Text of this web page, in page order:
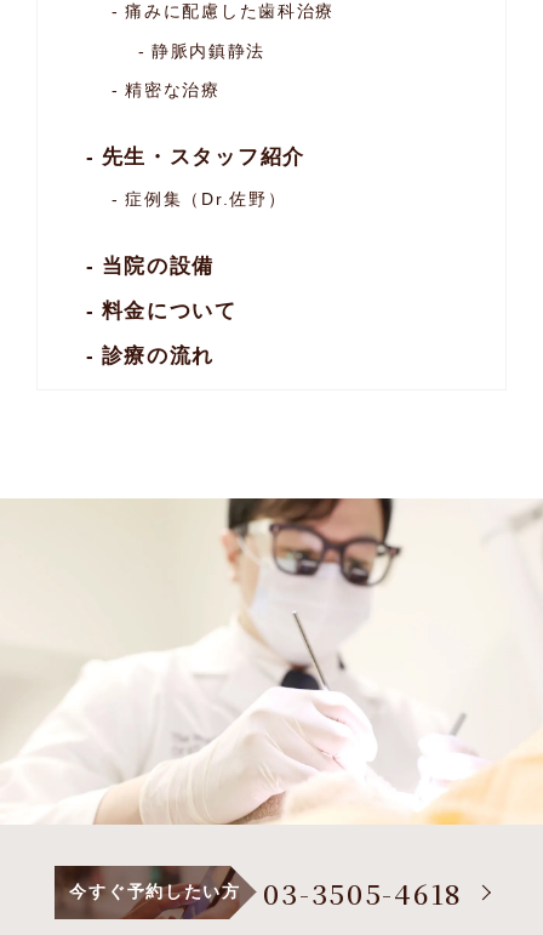
痛みに配慮した歯科治療
静脈内鎮静法
精密な治療
先生・スタッフ紹介
症例集（Dr.佐野）
当院の設備
料金について
診療の流れ
今すぐ予約したい方 03-3505-4618